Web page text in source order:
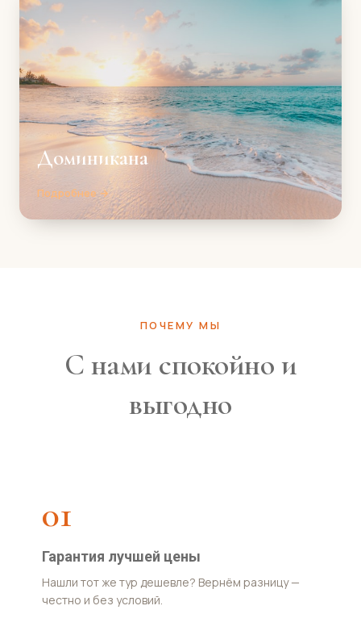
Доминикана
Подробнее →
ПОЧЕМУ МЫ
С нами спокойно и
выгодно
01
Гарантия лучшей цены
Нашли тот же тур дешевле? Вернём разницу —
честно и без условий.